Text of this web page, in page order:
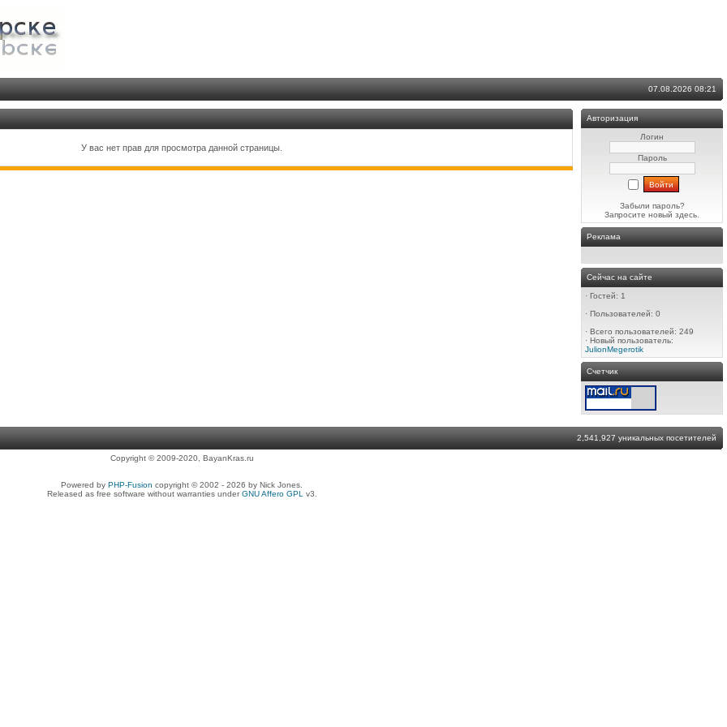
07.08.2026 08:21
У вас нет прав для просмотра данной страницы.
Авторизация
Логин
Пароль
Забыли пароль?
Запросите новый здесь.
Реклама
Сейчас на сайте
· Гостей: 1
· Пользователей: 0
· Всего пользователей: 249
· Новый пользователь:
JulionMegerotik
Счетчик
2,541,927 уникальных посетителей
Copyright © 2009-2020, BayanKras.ru
Powered by PHP-Fusion copyright © 2002 - 2026 by Nick Jones.
Released as free software without warranties underGNU Affero GPL v3.